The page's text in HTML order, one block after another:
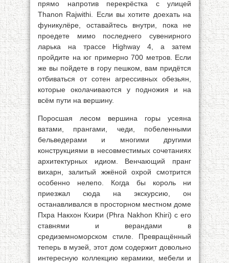
прямо напротив перекрёстка с улицей
Thanon Rajwithi. Если вы хотите доехать на
фуникулёре, оставайтесь внутри, пока не
проедете мимо последнего сувенирного
ларька на трассе Highway 4, а затем
пройдите на юг примерно 700 метров. Если
же вы пойдете в гору пешком, вам придётся
отбиваться от сотен агрессивных обезьян,
которые околачиваются у подножия и на
всём пути на вершину.
Поросшая лесом вершина горы усеяна
ватами, прангами, чеди, побеленными
бельведерами и многими другими
конструкциями в несовместимых сочетаниях
архитектурных идиом. Венчающий пранг
вихарн, залитый жжёной охрой смотрится
особенно нелепо. Когда бы король ни
приезжал сюда на экскурсию, он
останавливался в просторном местном доме
Пхра Накхон Кхири (Phra Nakhon Khiri) с его
ставнями и верандами в
средиземноморском стиле. Превращённый
теперь в музей, этот дом содержит довольно
интересную коллекцию керамики, мебели и